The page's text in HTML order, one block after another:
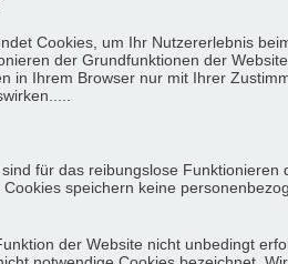
Cookies, um Ihr Nutzererlebnis
der Grundfunktionen der
in Ihrem Browser nur mit Ihrer
für das reibungslose
speichern keine
der Website nicht unbedingt